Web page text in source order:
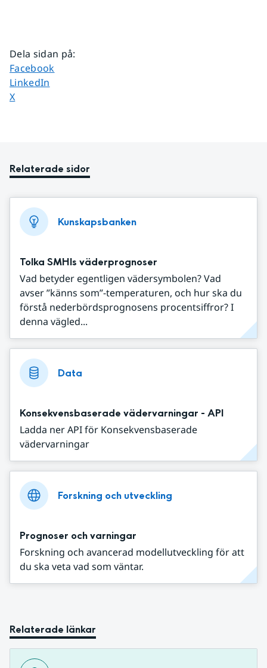
Dela sidan på:
Dela sidan på
Facebook
Dela sidan på
LinkedIn
Dela sidan på
X
Relaterade sidor
Kunskapsbanken
Tolka SMHIs väderprognoser
Vad betyder egentligen vädersymbolen? Vad
avser ”känns som”-temperaturen, och hur ska du
förstå nederbördsprognosens procentsiffror? I
denna vägled...
Data
Konsekvensbaserade vädervarningar - API
Ladda ner API för Konsekvensbaserade
vädervarningar
Forskning och utveckling
Prognoser och varningar
Forskning och avancerad modellutveckling för att
du ska veta vad som väntar.
Relaterade länkar